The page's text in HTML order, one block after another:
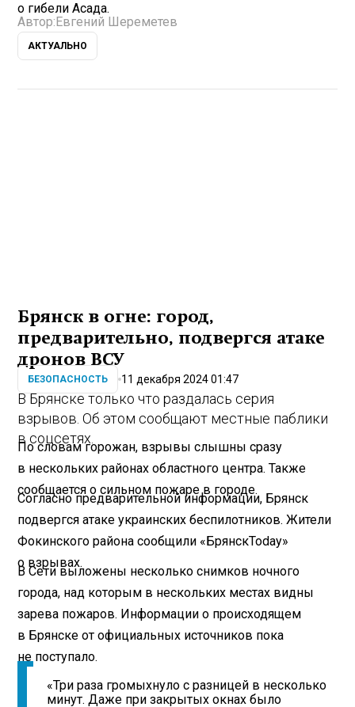
о гибели Асада.
Автор: Евгений Шереметев
АКТУАЛЬНО
Брянск в огне: город,
предварительно, подвергся атаке
дронов ВСУ
БЕЗОПАСНОСТЬ 11 декабря 2024 01:47
В Брянске только что раздалась серия
взрывов. Об этом сообщают местные паблики
в соцсетях.
По словам горожан, взрывы слышны сразу
в нескольких районах областного центра. Также
сообщается о сильном пожаре в городе.
Согласно предварительной информации, Брянск
подвергся атаке украинских беспилотников. Жители
Фокинского района сообщили «БрянскToday»
о взрывах.
В Сети выложены несколько снимков ночного
города, над которым в нескольких местах видны
зарева пожаров. Информации о происходящем
в Брянске от официальных источников пока
не поступало.
«Три раза громыхнуло с разницей в несколько
минут. Даже при закрытых окнах было